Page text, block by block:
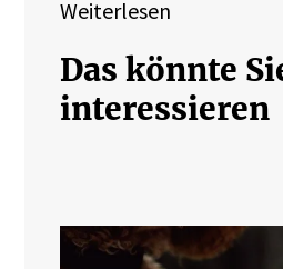
Weiterlesen
Das könnte
interessieren